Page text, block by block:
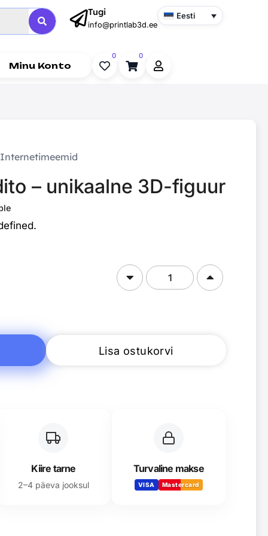
Tugi
info@printlab3d.ee
Eesti
Minu Konto
0 0
Internetimeemid
– unikaalne 3D-figuur
Lisa ostukorvi
Kiire tarne
2–4 päeva jooksul
Turvaline makse
VISA Mastercard